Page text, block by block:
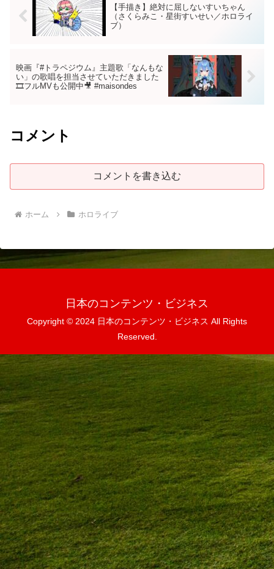
【手描き】絶対に屈しないすいちゃん
（さくらみこ・星街すいせい／ホロライ
ブ）
映画『#トラペジウム』主題歌「なんもな
い」の歌唱を担当させていただきました
🎞️フルMVも公開中🎥 #maisondes
コメント
コメントを書き込む
ホーム ホロライブ
日本のコンテンツ・ビジネス
Copyright © 2024 日本のコンテンツ・ビジネス All Rights
Reserved.